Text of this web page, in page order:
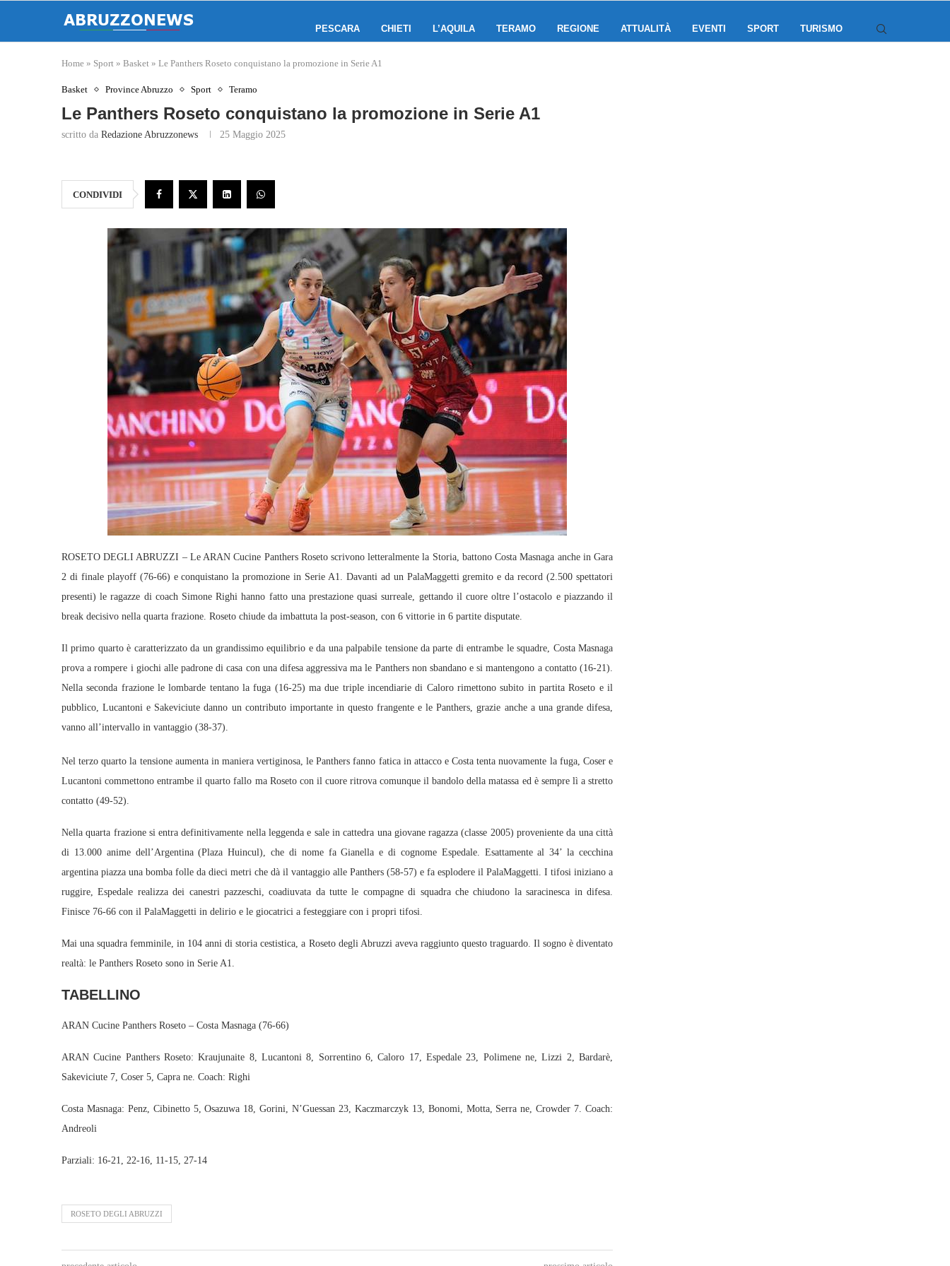
PESCARA CHIETI L’AQUILA TERAMO REGIONE ATTUALITÀ EVENTI SPORT TURISMO
Home » Sport » Basket » Le Panthers Roseto conquistano la promozione in Serie A1
Basket Province Abruzzo Sport Teramo
Le Panthers Roseto conquistano la promozione in Serie A1
scritto da Redazione Abruzzonews 25 Maggio 2025
CONDIVIDI
ROSETO DEGLI ABRUZZI – Le ARAN Cucine Panthers Roseto scrivono letteralmente la Storia, battono Costa Masnaga anche in Gara
2 di finale playoff (76-66) e conquistano la promozione in Serie A1. Davanti ad un PalaMaggetti gremito e da record (2.500 spettatori
presenti) le ragazze di coach Simone Righi hanno fatto una prestazione quasi surreale, gettando il cuore oltre l’ostacolo e piazzando il
break decisivo nella quarta frazione. Roseto chiude da imbattuta la post-season, con 6 vittorie in 6 partite disputate.
Il primo quarto è caratterizzato da un grandissimo equilibrio e da una palpabile tensione da parte di entrambe le squadre, Costa Masnaga
prova a rompere i giochi alle padrone di casa con una difesa aggressiva ma le Panthers non sbandano e si mantengono a contatto (16-21).
Nella seconda frazione le lombarde tentano la fuga (16-25) ma due triple incendiarie di Caloro rimettono subito in partita Roseto e il
pubblico, Lucantoni e Sakeviciute danno un contributo importante in questo frangente e le Panthers, grazie anche a una grande difesa,
vanno all’intervallo in vantaggio (38-37).
Nel terzo quarto la tensione aumenta in maniera vertiginosa, le Panthers fanno fatica in attacco e Costa tenta nuovamente la fuga, Coser e
Lucantoni commettono entrambe il quarto fallo ma Roseto con il cuore ritrova comunque il bandolo della matassa ed è sempre lì a stretto
contatto (49-52).
Nella quarta frazione si entra definitivamente nella leggenda e sale in cattedra una giovane ragazza (classe 2005) proveniente da una città
di 13.000 anime dell’Argentina (Plaza Huincul), che di nome fa Gianella e di cognome Espedale. Esattamente al 34’ la cecchina
argentina piazza una bomba folle da dieci metri che dà il vantaggio alle Panthers (58-57) e fa esplodere il PalaMaggetti. I tifosi iniziano a
ruggire, Espedale realizza dei canestri pazzeschi, coadiuvata da tutte le compagne di squadra che chiudono la saracinesca in difesa.
Finisce 76-66 con il PalaMaggetti in delirio e le giocatrici a festeggiare con i propri tifosi.
Mai una squadra femminile, in 104 anni di storia cestistica, a Roseto degli Abruzzi aveva raggiunto questo traguardo. Il sogno è diventato
realtà: le Panthers Roseto sono in Serie A1.
TABELLINO
ARAN Cucine Panthers Roseto – Costa Masnaga (76-66)
ARAN Cucine Panthers Roseto: Kraujunaite 8, Lucantoni 8, Sorrentino 6, Caloro 17, Espedale 23, Polimene ne, Lizzi 2, Bardarè,
Sakeviciute 7, Coser 5, Capra ne. Coach: Righi
Costa Masnaga: Penz, Cibinetto 5, Osazuwa 18, Gorini, N’Guessan 23, Kaczmarczyk 13, Bonomi, Motta, Serra ne, Crowder 7. Coach:
Andreoli
Parziali: 16-21, 22-16, 11-15, 27-14
ROSETO DEGLI ABRUZZI